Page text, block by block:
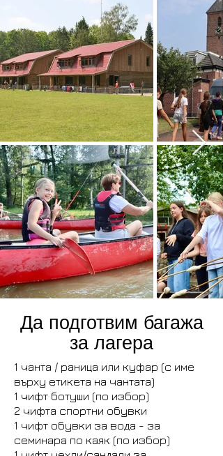
Да подготвим багажа
за лагера
1 чанта / раница или куфар (с име
върху етикета на чантата)
1 чифт ботуши (по избор)
2 чифта спортни обувки
1 чифт обувки за вода - за
семинара по каяк (по избор)